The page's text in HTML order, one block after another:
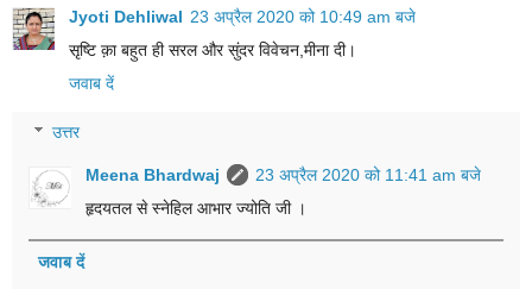
Jyoti Dehliwal 23 अप्रैल 2020 को 10:49 am बजे
सृष्टि क़ा बहुत ही सरल और सुंदर विवेचन,मीना दी।
जवाब दें
उत्तर
Meena Bhardwaj
23 अप्रैल 2020 को 11:41 am बजे
हृदयतल से स्नेहिल आभार ज्योति जी ।
जवाब दें